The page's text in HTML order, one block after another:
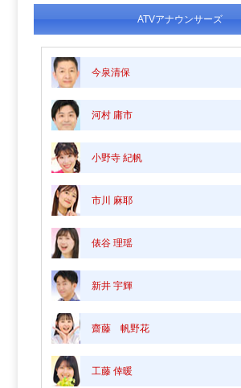
ATVアナウンサーズ
今泉清保
河村 庸市
小野寺 紀帆
市川 麻耶
俵谷 理瑶
新井 宇輝
齋藤 帆野花
工藤 倖暖